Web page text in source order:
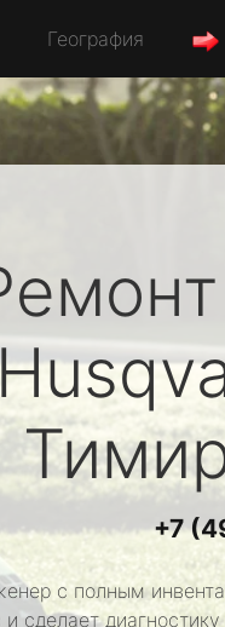
География
+7
с полным
и сделает